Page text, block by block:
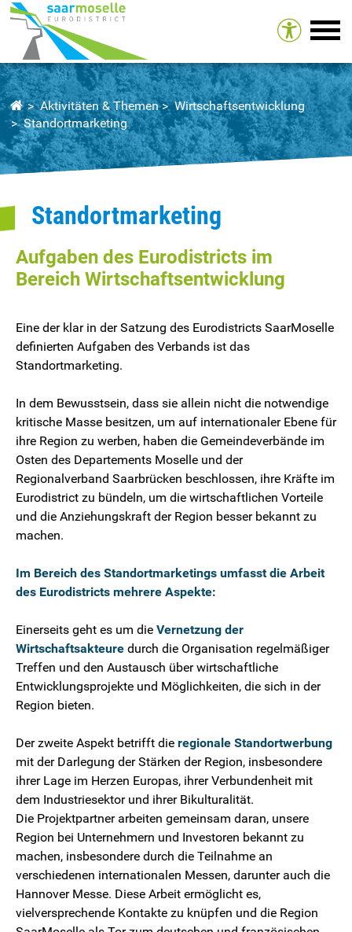
Aktivitäten & Themen
Wirtschaftsentwicklung
Standortmarketing
Standortmarketing
Aufgaben des Eurodistricts im
Bereich Wirtschaftsentwicklung
Eine der klar in der Satzung des Eurodistricts SaarMoselle
definierten Aufgaben des Verbands ist das
Standortmarketing.
In dem Bewusstsein, dass sie allein nicht die notwendige
kritische Masse besitzen, um auf internationaler Ebene für
ihre Region zu werben, haben die Gemeindeverbände im
Osten des Departements Moselle und der
Regionalverband Saarbrücken beschlossen, ihre Kräfte im
Eurodistrict zu bündeln, um die wirtschaftlichen Vorteile
und die Anziehungskraft der Region besser bekannt zu
machen.
Im Bereich des Standortmarketings umfasst die Arbeit
des Eurodistricts mehrere Aspekte:
Einerseits geht es um die Vernetzung der
Wirtschaftsakteure durch die Organisation regelmäßiger
Treffen und den Austausch über wirtschaftliche
Entwicklungsprojekte und Möglichkeiten, die sich in der
Region bieten.
Der zweite Aspekt betrifft die regionale Standortwerbung
mit der Darlegung der Stärken der Region, insbesondere
ihrer Lage im Herzen Europas, ihrer Verbundenheit mit
dem Industriesektor und ihrer Bikulturalität.
Die Projektpartner arbeiten gemeinsam daran, unsere
Region bei Unternehmern und Investoren bekannt zu
machen, insbesondere durch die Teilnahme an
verschiedenen internationalen Messen, darunter auch die
Hannover Messe. Diese Arbeit ermöglicht es,
vielversprechende Kontakte zu knüpfen und die Region